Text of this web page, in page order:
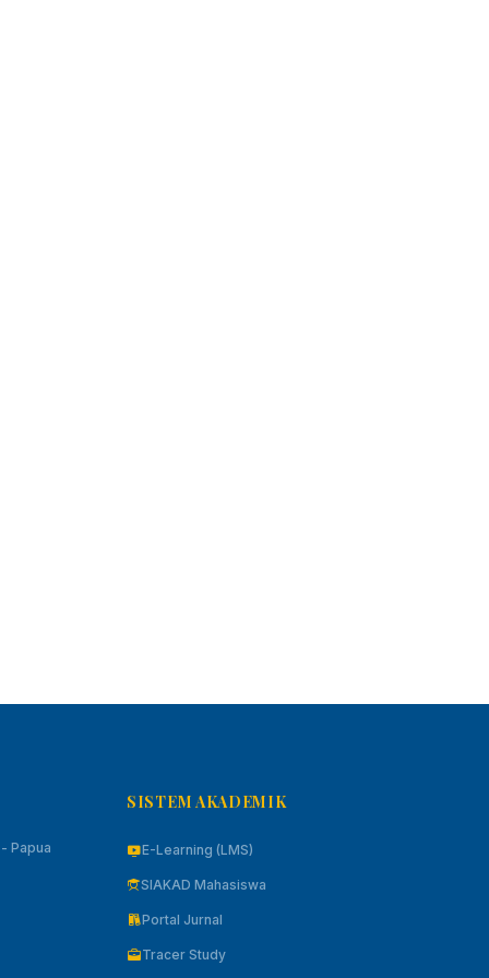
Papua
SISTEM AKADEMIK
E-Learning (LMS)
SIAKAD Mahasiswa
Portal Jurnal
Tracer Study